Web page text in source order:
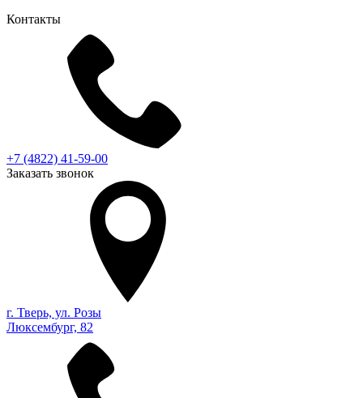
Контакты
+7 (4822) 41-59-00
Заказать звонок
г. Тверь, ул. Розы
Люксембург, 82